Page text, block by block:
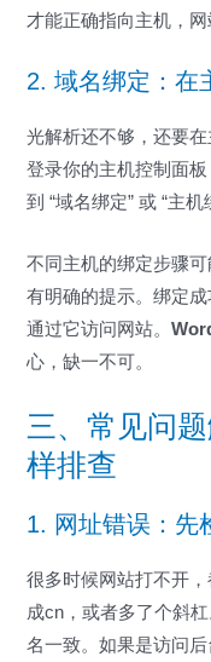
才能正确指向主机，网
2. 域名绑定：在
光解析还不够，还要
登录你的主机控制面
到 “域名绑定” 或 “主
不同主机的绑定步骤
有明确的提示。绑定
通过它访问网站。
心，缺一不可。
三、常见问
样排查
1. 网址错误：先
很多时候网站打不开
成cn，或者多了个斜
名一致。如果是访问